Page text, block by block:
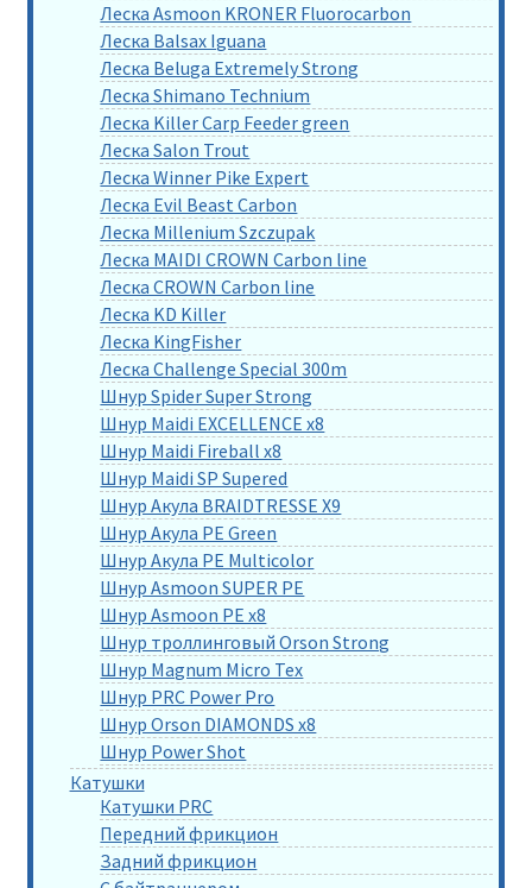
Леска Asmoon KRONER Fluorocarbon
Леска Balsax Iguana
Леска Beluga Extremely Strong
Леска Shimano Technium
Леска Killer Carp Feeder green
Леска Salon Trout
Леска Winner Pike Expert
Леска Evil Beast Carbon
Леска Millenium Szczupak
Леска MAIDI CROWN Carbon line
Леска CROWN Carbon line
Леска KD Killer
Леска KingFisher
Леска Challenge Special 300m
Шнур Spider Super Strong
Шнур Maidi EXCELLENCE x8
Шнур Maidi Fireball x8
Шнур Maidi SP Supered
Шнур Акула BRAIDTRESSE X9
Шнур Акула PE Green
Шнур Акула PE Multicolor
Шнур Asmoon SUPER PE
Шнур Asmoon PE x8
Шнур троллинговый Orson Strong
Шнур Magnum Micro Tex
Шнур PRC Power Pro
Шнур Orson DIAMONDS x8
Шнур Power Shot
Катушки
Катушки PRC
Передний фрикцион
Задний фрикцион